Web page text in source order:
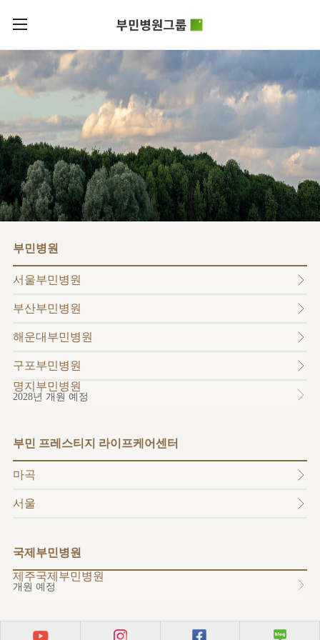
로그인
회원가입
부민병원그룹소개
비전과
부민스토리
이사장소개
HI
HSS
글로벌
얼라이언스
연혁
조직도
오시는길
의료진
외래진료
부민병원그룹소식
사회공헌
후원안내
언론보도
건강토크
입찰공고
부민병원
40주년
역사관
병원/
센터
서울부민병원
부산부민병원
해운대부민병원
프레스티지
라이프케어센터
KOR
ENG
RUS
부민병원
서울부민병원
부산부민병원
해운대부민병원
구포부민병원
명지부민병원
2028년 개원 예정
부민 프레스티지 라이프케어센터
마곡
서울
국제부민병원
제주국제부민병원
개원 예정